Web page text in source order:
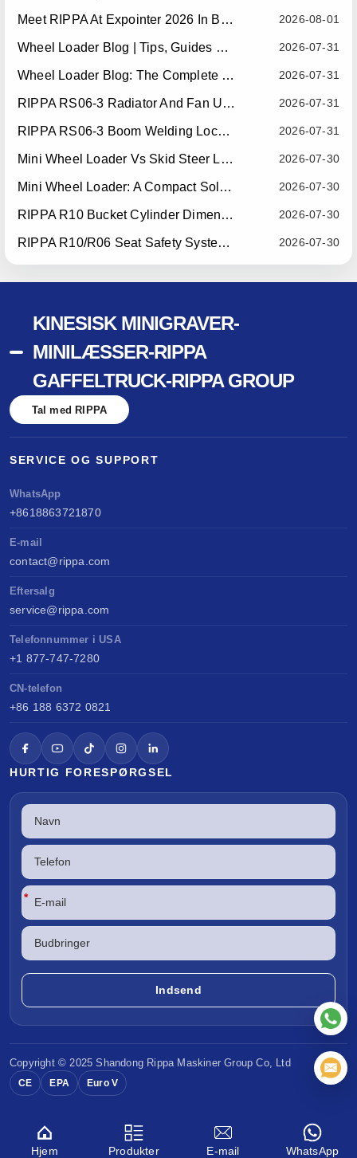
2026-08-01
Meet RIPPA At Expointer 2026 In Brazil
2026-07-31
Wheel Loader Blog | Tips, Guides & Attachments
2026-07-31
Wheel Loader Blog: The Complete Guide To Wheel Loaders For Construction, Agriculture, And Material Handling
2026-07-31
RIPPA RS06-3 Radiator And Fan Upgrade — Effective July 10, 2026
2026-07-31
RIPPA RS06-3 Boom Welding Locating Bar Optimization — Effective July 15, 2026
2026-07-30
Mini Wheel Loader Vs Skid Steer Loader: Which Compact Machine Is Better For Your Business?
2026-07-30
Mini Wheel Loader: A Compact Solution For Efficient Material Handling
2026-07-30
RIPPA R10 Bucket Cylinder Dimension Optimization — Effective July 15, 2026
2026-07-30
RIPPA R10/R06 Seat Safety System Upgrade — Effective July 22, 2026
KINESISK MINIGRAVER-
MINILÆSSER-RIPPA
GAFFELTRUCK-RIPPA GROUP
Tal med RIPPA
SERVICE OG SUPPORT
WhatsApp
+8618863721870
E-mail
contact@rippa.com
Eftersalg
service@rippa.com
Telefonnummer i USA
+1 877-747-7280
CN-telefon
+86 188 6372 0821
HURTIG FORESPØRGSEL
*
Copyright © 2025 Shandong Rippa Maskiner Group Co, Ltd
CE EPA Euro V
Hjem Produkter E-mail WhatsApp